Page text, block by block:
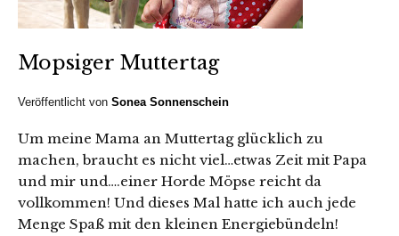
Mopsiger Muttertag
Veröffentlicht von Sonea Sonnenschein
Um meine Mama an Muttertag glücklich zu
machen, braucht es nicht viel…etwas Zeit mit Papa
und mir und….einer Horde Möpse reicht da
vollkommen! Und dieses Mal hatte ich auch jede
Menge Spaß mit den kleinen Energiebündeln!